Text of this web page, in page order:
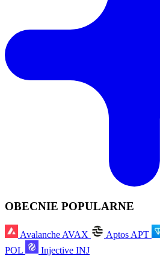
OBECNIE POPULARNE
Avalanche AVAX Aptos APT
POL
Injective INJ